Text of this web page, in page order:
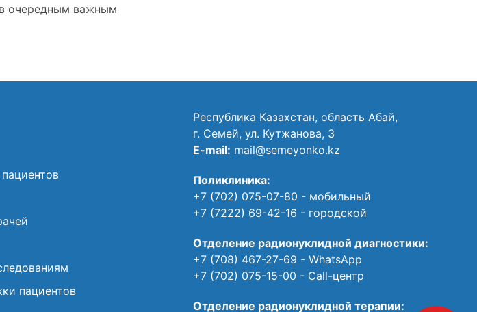
очередным важным
пациентов
Республика Казахстан, область Абай,
г. Семей, ул. Кутжанова, 3
E-mail: mail@semeyonko.kz
Поликлиника:
+7 (702) 075-07-80 - мобильный
+7 (7222) 69-42-16 - городской
Отделение радионуклидной диагностики:
+7 (708) 467-27-69 - WhatsApp
+7 (702) 075-15-00 - Call-центр
Отделение радионуклидной терапии: